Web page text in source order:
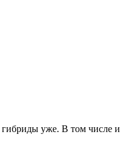
гибриды уже. В том числе и